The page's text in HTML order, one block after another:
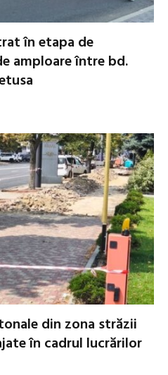
în etapa de
amploare între bd.
din zona străzii
în cadrul lucrărilor